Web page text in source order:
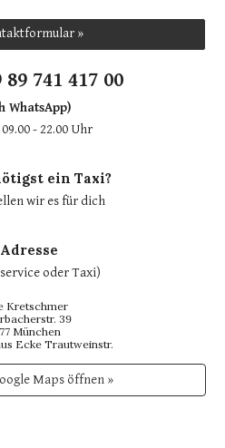
»
741 417 00
WhatsApp)
- 22.00 Uhr
ein Taxi?
wir es für dich
oder Taxi)
Kretschmer
39
München
Ecke Trautweinstr.
Maps öffnen »